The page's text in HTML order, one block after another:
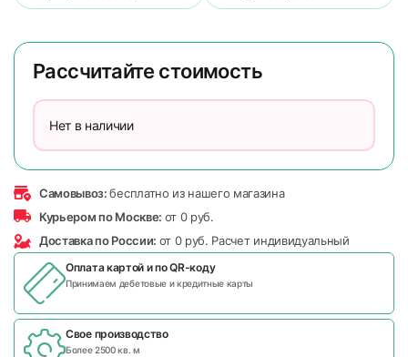
Рассчитайте стоимость
Нет в наличии
Самовывоз:бесплатно из нашего магазина
Курьером по Москве: от 0 руб.
Доставка по России: от 0 руб. Расчет индивидуальный
Оплата картой и поQR-коду
Принимаем дебетовые и кредитные карты
Свое производство
Более 2500 кв. м